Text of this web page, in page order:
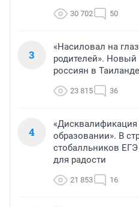
30 702 50
3
«Насиловал на
родителей». Новый
россиян в Таиланде
23 815 36
4
«Дисквалификация
образовании». В
стобалльников
для радости
21 853 16